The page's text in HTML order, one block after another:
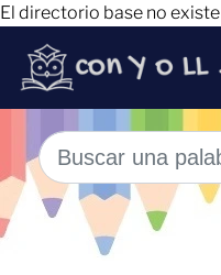
El directorio base no existe